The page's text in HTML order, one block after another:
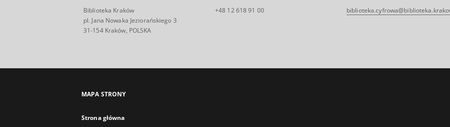
Biblioteka Kraków
pl. Jana Nowaka Jeziorańskiego 3
31-154 Kraków, POLSKA
+48 12 618 91 00
MAPA STRONY
Strona główna